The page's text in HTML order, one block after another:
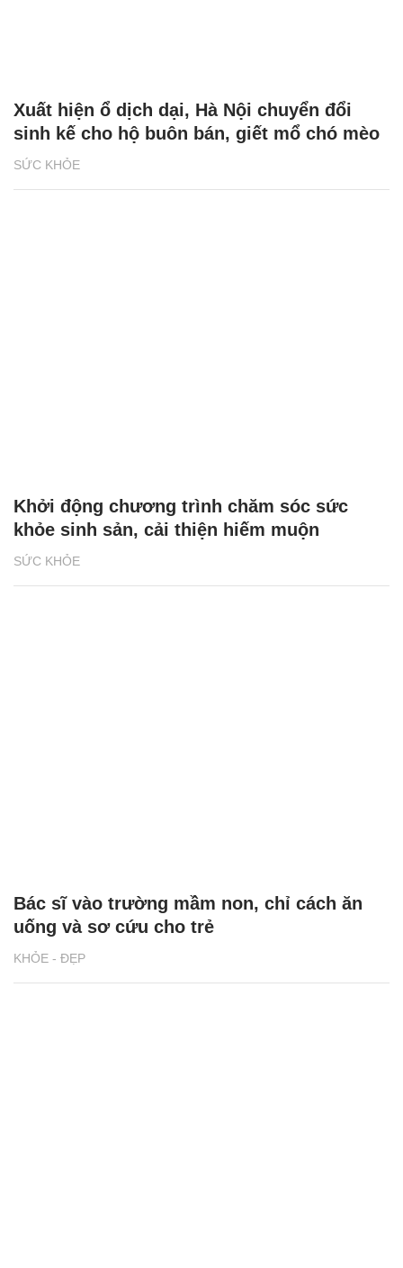
SỨC KHỎE
Xuất hiện ổ dịch dại, Hà Nội chuyển đổi
sinh kế cho hộ buôn bán, giết mổ chó mèo
SỨC KHỎE
Khởi động chương trình chăm sóc sức
khỏe sinh sản, cải thiện hiếm muộn
KHỎE - ĐẸP
Bác sĩ vào trường mầm non, chỉ cách ăn
uống và sơ cứu cho trẻ